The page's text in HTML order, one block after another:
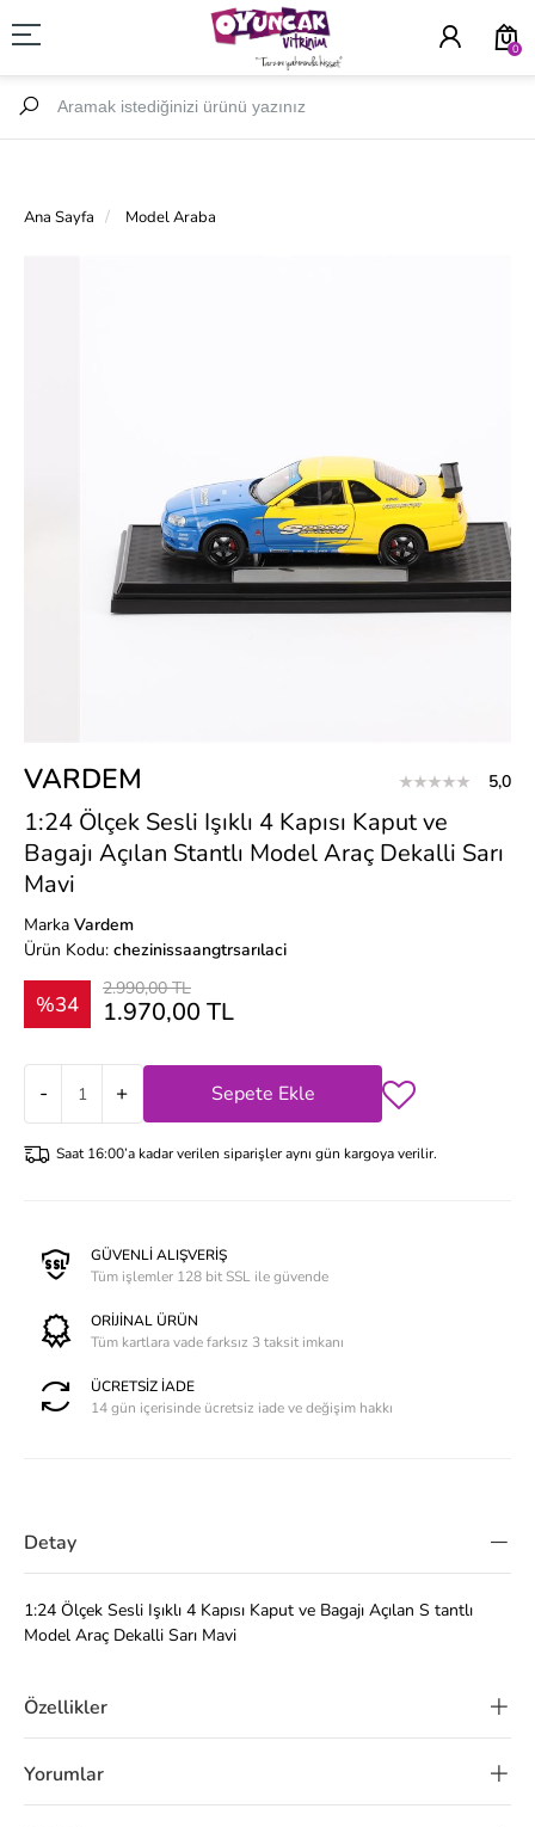
0
Ana Sayfa Model Araba
VARDEM 5,0
1:24 Ölçek Sesli Işıklı 4 Kapısı Kaput ve
Bagajı Açılan Stantlı Model Araç Dekalli Sarı
Mavi
Marka Vardem
Ürün Kodu: chezinissaangtrsarılaci
%34
2.990,00 TL
1.970,00 TL
- + Sepete Ekle
Saat 16:00’a kadar verilen siparişler aynı gün kargoya verilir.
GÜVENLİ ALIŞVERİŞ
Tüm işlemler 128 bit SSL ile güvende
ORİJİNAL ÜRÜN
Tüm kartlara vade farksız 3 taksit imkanı
ÜCRETSİZ İADE
14 gün içerisinde ücretsiz iade ve değişim hakkı
Detay
1:24 Ölçek Sesli Işıklı 4 Kapısı Kaput ve Bagajı Açılan S tantlı
Model Araç Dekalli Sarı Mavi
Özellikler
Yorumlar